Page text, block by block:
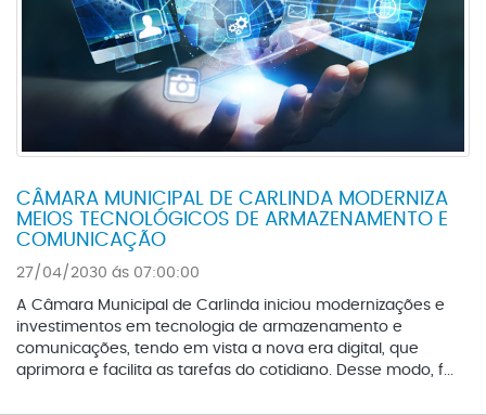
CÂMARA MUNICIPAL DE CARLINDA MODERNIZA
MEIOS TECNOLÓGICOS DE ARMAZENAMENTO E
COMUNICAÇÃO
27/04/2030 ás 07:00:00
A Câmara Municipal de Carlinda iniciou modernizações e
investimentos em tecnologia de armazenamento e
comunicações, tendo em vista a nova era digital, que
aprimora e facilita as tarefas do cotidiano. Desse modo, f...